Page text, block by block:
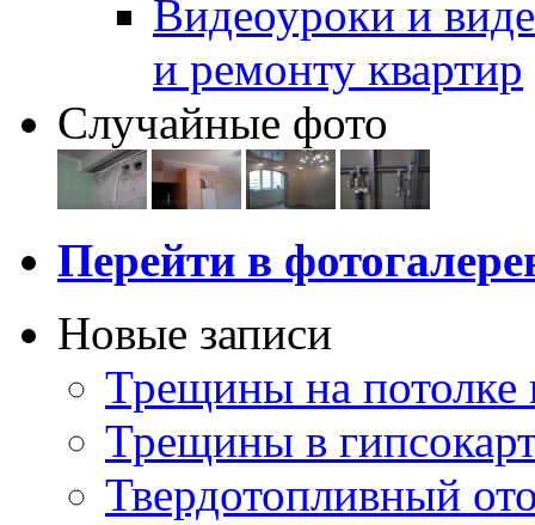
Видеоуроки и
и ремонту квартир
Случайные фото
Перейти в
Новые записи
Трещины на потолке
Трещины в
Твердотопливный